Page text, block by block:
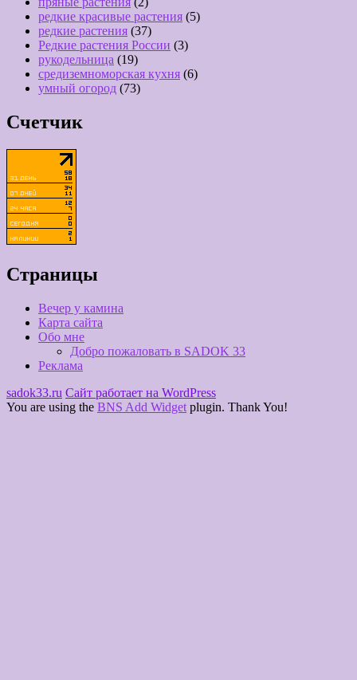
редкие красивые растения (5)
редкие растения (37)
Редкие растения России (3)
рукодельница (19)
средиземноморская кухня (6)
умный огород (73)
Счетчик
Страницы
Вечер у камина
Карта сайта
Обо мне
Добро пожаловать в SADOK 33
Реклама
sadok33.ru Сайт работает на WordPress
You are using the BNS Add Widget plugin. Thank You!